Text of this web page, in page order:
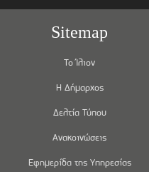
Sitemap
Το Ίλιον
Η Δήμαρχος
Δελτία Τύπου
Ανακοινώσεις
Εφημερίδα της Υπηρεσίας